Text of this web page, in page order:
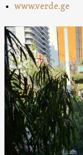
www.verde.ge